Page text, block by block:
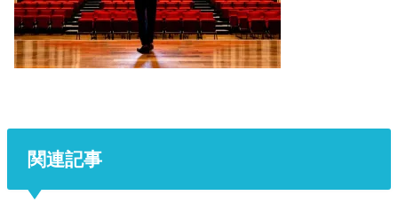
関連記事